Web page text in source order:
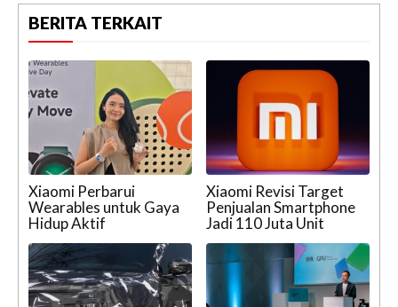
BERITA TERKAIT
Xiaomi Perbarui
Wearables untuk Gaya
Hidup Aktif
Xiaomi Revisi Target
Penjualan Smartphone
Jadi 110 Juta Unit